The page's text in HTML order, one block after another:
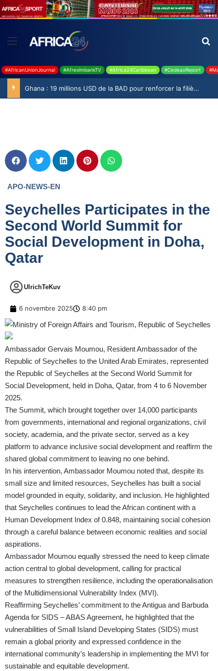
#AfricanUnionJournal #AfreximbankTV #Africa24Caribbean #CedeaoReport
Ghana : 19 millions USD de la BAD pour renforcer la filière rizicole
APO-NEWS-EN
Seychelles Participates in the
Second World Summit for
Social Development in Doha,
Qatar
UlrichTeKuv
6 novembre 2025 8:40 pm
Ambassador Gervais Moumou, Resident Ambassador of the
Republic of Seychelles to the United Arab Emirates, represented
the Republic of Seychelles at the Second World Summit for
Social Development, held in Doha, Qatar, from 4 to 6 November
2025.
The Summit, which brought together over 14,000 participants
from governments, international and regional organizations, civil
society, academia, and the private sector, served as a key
platform to advance inclusive social development and reaffirm the
shared global commitment to leaving no one behind.
In his intervention, Ambassador Moumou noted that, despite its
small size and limited resources, Seychelles has built a social
model grounded in equity, solidarity, and inclusion. He highlighted
that Seychelles continues to lead the African continent with a
Human Development Index of 0.848, maintaining social cohesion
through a careful balance between economic realities and social
aspirations.
Ambassador Moumou equally stressed the need to keep climate
action central to global development, calling for practical
measures to strengthen resilience, including the operationalisation
of the Multidimensional Vulnerability Index (MVI).
Reaffirming Seychelles’ commitment to the Antigua and Barbuda
Agenda for SIDS – ABAS Agreement, he highlighted that the
vulnerabilities of Small Island Developing States (SIDS) must
remain a global priority and expressed confidence in the
international community’s leadership in implementing the MVI for
sustainable and equitable development.